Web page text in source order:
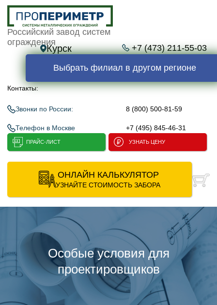
Российский завод систем
ограждения
Курск +7 (473) 211-55-03
Выбрать филиал в другом регионе
Контакты:
Звонки по России: 8 (800) 500-81-59
Телефон в Москве +7 (495) 845-46-31
ПРАЙС-ЛИСТ УЗНАТЬ ЦЕНУ
ОНЛАЙН КАЛЬКУЛЯТОР
УЗНАЙТЕ СТОИМОСТЬ ЗАБОРА
Особые условия для
проектировщиков